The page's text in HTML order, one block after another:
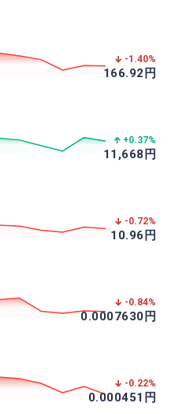
-1.40%
166.92 円
+0.37%
11,668 円
-0.72%
10.96 円
-0.84%
0.0007630 円
-0.22%
0.000451 円